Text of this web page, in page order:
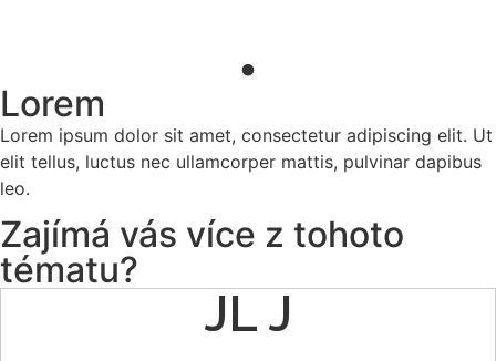
.
Lorem
Lorem ipsum dolor sit amet, consectetur adipiscing elit. Ut
elit tellus, luctus nec ullamcorper mattis, pulvinar dapibus
leo.
Zajímá vás více z tohoto
tématu?
JL J